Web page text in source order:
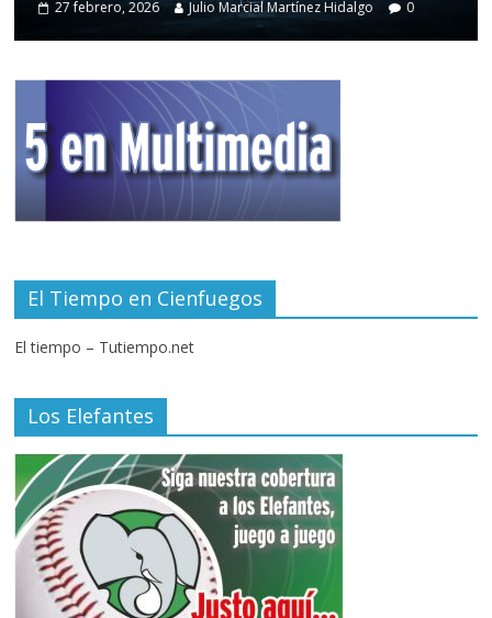
27 febrero, 2026 Julio Marcial Martínez Hidalgo 0
El Tiempo en Cienfuegos
El tiempo – Tutiempo.net
Los Elefantes